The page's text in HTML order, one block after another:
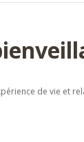
de vie et